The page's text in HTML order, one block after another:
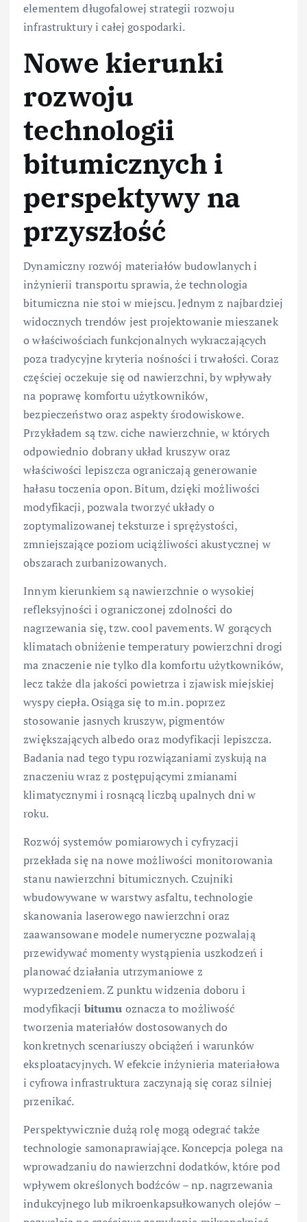
elementem długofalowej strategii rozwoju
infrastruktury i całej gospodarki.
Nowe kierunki
rozwoju
technologii
bitumicznych i
perspektywy na
przyszłość
Dynamiczny rozwój materiałów budowlanych i
inżynierii transportu sprawia, że technologia
bitumiczna nie stoi w miejscu. Jednym z najbardziej
widocznych trendów jest projektowanie mieszanek
o właściwościach funkcjonalnych wykraczających
poza tradycyjne kryteria nośności i trwałości. Coraz
częściej oczekuje się od nawierzchni, by wpływały
na poprawę komfortu użytkowników,
bezpieczeństwo oraz aspekty środowiskowe.
Przykładem są tzw. ciche nawierzchnie, w których
odpowiednio dobrany układ kruszyw oraz
właściwości lepiszcza ograniczają generowanie
hałasu toczenia opon. Bitum, dzięki możliwości
modyfikacji, pozwala tworzyć układy o
zoptymalizowanej teksturze i sprężystości,
zmniejszające poziom uciążliwości akustycznej w
obszarach zurbanizowanych.
Innym kierunkiem są nawierzchnie o wysokiej
refleksyjności i ograniczonej zdolności do
nagrzewania się, tzw. cool pavements. W gorących
klimatach obniżenie temperatury powierzchni drogi
ma znaczenie nie tylko dla komfortu użytkowników,
lecz także dla jakości powietrza i zjawisk miejskiej
wyspy ciepła. Osiąga się to m.in. poprzez
stosowanie jasnych kruszyw, pigmentów
zwiększających albedo oraz modyfikacji lepiszcza.
Badania nad tego typu rozwiązaniami zyskują na
znaczeniu wraz z postępującymi zmianami
klimatycznymi i rosnącą liczbą upalnych dni w
roku.
Rozwój systemów pomiarowych i cyfryzacji
przekłada się na nowe możliwości monitorowania
stanu nawierzchni bitumicznych. Czujniki
wbudowywane w warstwy asfaltu, technologie
skanowania laserowego nawierzchni oraz
zaawansowane modele numeryczne pozwalają
przewidywać momenty wystąpienia uszkodzeń i
planować działania utrzymaniowe z
wyprzedzeniem. Z punktu widzenia doboru i
modyfikacji bitumu oznacza to możliwość
tworzenia materiałów dostosowanych do
konkretnych scenariuszy obciążeń i warunków
eksploatacyjnych. W efekcie inżynieria materiałowa
i cyfrowa infrastruktura zaczynają się coraz silniej
przenikać.
Perspektywicznie dużą rolę mogą odegrać także
technologie samonaprawiające. Koncepcja polega na
wprowadzaniu do nawierzchni dodatków, które pod
wpływem określonych bodźców – np. nagrzewania
indukcyjnego lub mikroenkapsułkowanych olejów –